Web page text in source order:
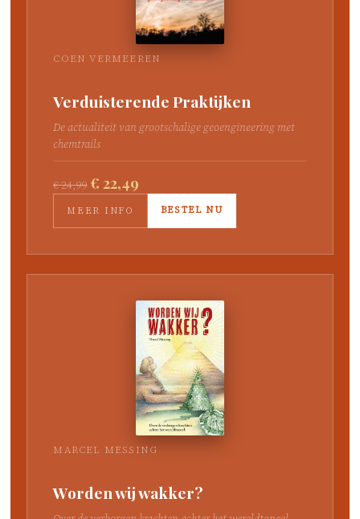
COEN VERMEEREN
Verduisterende Praktijken
De actualiteit van grootschalige geoengineering met
chemtrails
€ 24,99 € 22,49
MEER INFO BESTEL NU
MARCEL MESSING
Worden wij wakker?